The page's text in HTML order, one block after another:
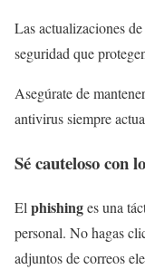
Las actualizaciones
seguridad que
Asegúrate de
antivirus siempre
Sé cauteloso con
El phishinges una
personal. No hagas
adjuntos de correos